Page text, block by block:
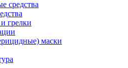
средства
грелки
маски